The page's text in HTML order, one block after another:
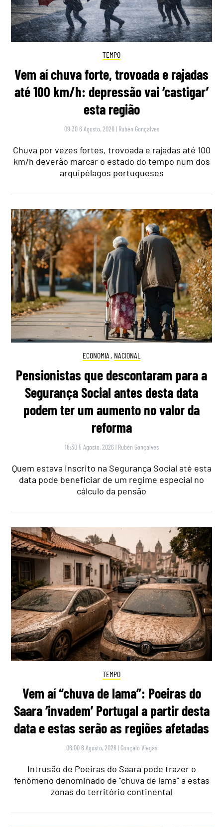
TEMPO
Vem aí chuva forte, trovoada e rajadas
até 100 km/h: depressão vai ‘castigar’
esta região
09:30 6 Agosto, 2026 | Rubén Gonçalves
Chuva por vezes fortes, trovoada e rajadas até 100
km/h deverão marcar o estado do tempo num dos
arquipélagos portugueses
ECONOMIA , NACIONAL
Pensionistas que descontaram para a
Segurança Social antes desta data
podem ter um aumento no valor da
reforma
18:30 5 Agosto, 2026 | Rubén Gonçalves
Quem estava inscrito na Segurança Social até esta
data pode beneficiar de um regime especial no
cálculo da pensão
TEMPO
Vem aí “chuva de lama”: Poeiras do
Saara ‘invadem’ Portugal a partir desta
data e estas serão as regiões afetadas
06:00 6 Agosto, 2026 | Gonçalo Viegas
Intrusão de Poeiras do Saara pode trazer o
fenómeno denominado de "chuva de lama" a estas
zonas do território continental